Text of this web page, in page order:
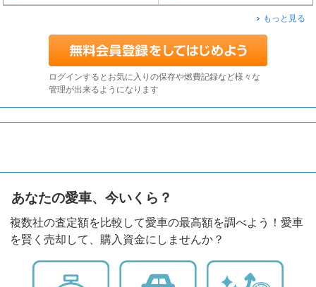
もっと見る
ログインするとお気に入りの保存や燃費記録など様々な
管理が出来るようになります
あなたの愛車、今いくら？
複数社の査定額を比較して愛車の最高額を調べよう！愛車
を賢く売却して、購入資金にしませんか？